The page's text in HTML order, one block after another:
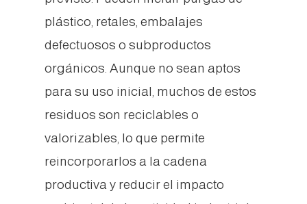
plástico, retales, embalajes
defectuosos o subproductos
orgánicos. Aunque no sean aptos
para su uso inicial, muchos de estos
residuos son reciclables o
valorizables, lo que permite
reincorporarlos a la cadena
productiva y reducir el impacto